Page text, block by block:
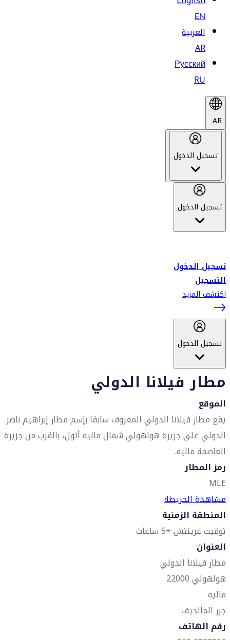
EN
العربية
AR
Русский
RU
AR
تسجيل الدخول
تسجيل الدخول
تسجيل الدخول
التسجيل
اكتشف المزيد
تسجيل الدخول
مطار فيلانا الدولي
الموقع
يقع مطار فيلانا الدولي المعروف سابقا بإسم مطار إبراهيم ناصر
الدولي على جزيرة هولهولي شمال ماليه أتول، بالقرب من جزيرة
العاصمة ماليه.
رمز المطار
MLE
مشاهدة الخريطة
المنطقة الزمنية
توقيت غرينتش +5 ساعات
العنوان
مطار فيلانا الدولي
هولهولي 22000
ماليه
جزر المالديف
رقم الهاتف